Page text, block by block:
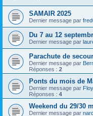
SAMAIR 2025
Dernier message par
Du 7 au 12
Dernier message par
Parachute de
Dernier message par
Réponses : 2
Ponts du mois de
Dernier message par
Réponses : 4
Weekend du 29/30
Dernier message par